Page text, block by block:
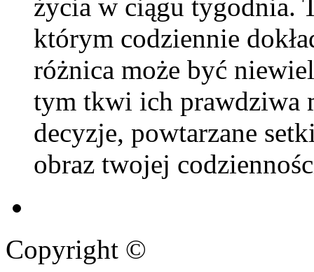
życia w ciągu tygodnia.
którym codziennie
różnica może być
tym tkwi ich prawdziwa
decyzje, powtarzane
obraz twojej
Copyright ©